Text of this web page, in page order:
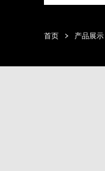
首页 产品展示